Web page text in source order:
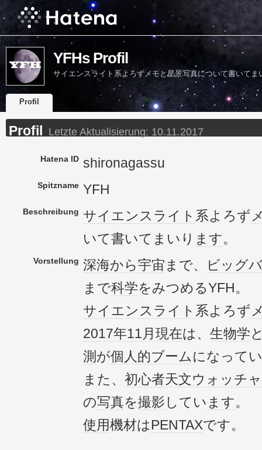
YFHs Profil
サイエンスライト系よろずメモと星景写真について書いてま
Profil
Profil Letzte Aktualisierung: 10.11.2017
Hatena ID shironagassu
Spitzname YFH
Beschreibung サイエンス ライト 系よろず
いて書いてまいり ます。
Vorstellung 深海から宇宙まで、
ビッグ
まで科学をみつめるYFH。
サイエンス ライト 系よろず
2017年11月 現在は、 生物学
測 が個人的ブームになってい
また、 初心者天文ウォッチ
の写真を撮影 してい ます。
使用機材はPENTAXです。